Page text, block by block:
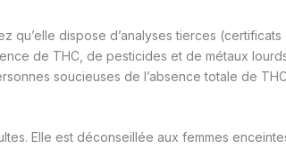
qu’elle dispose d’analyses tierces
de THC, de pesticides et de métaux
soucieuses de l’absence totale de
Elle est déconseillée aux femmes